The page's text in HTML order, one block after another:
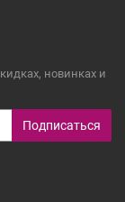
новинках и
Подписаться